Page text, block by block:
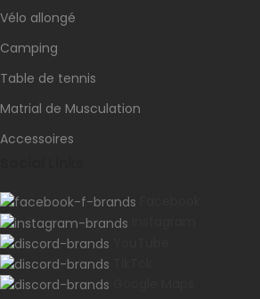
Vélo allongé
Camping
Table de tennis
Matrial de Musculation
Accessoires